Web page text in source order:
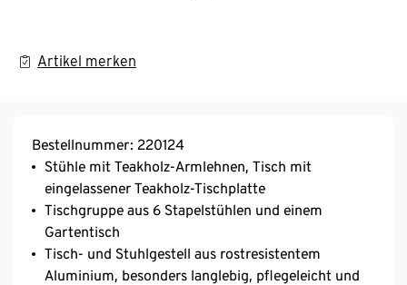
Artikel merken
Bestellnummer: 220124
Stühle mit Teakholz-Armlehnen, Tisch mit
eingelassener Teakholz-Tischplatte
Tischgruppe aus 6 Stapelstühlen und einem
Gartentisch
Tisch- und Stuhlgestell aus rostresistentem
Aluminium, besonders langlebig, pflegeleicht und